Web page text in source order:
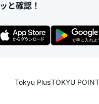
ッと確認！
Tokyu PlusTOKYU POINT